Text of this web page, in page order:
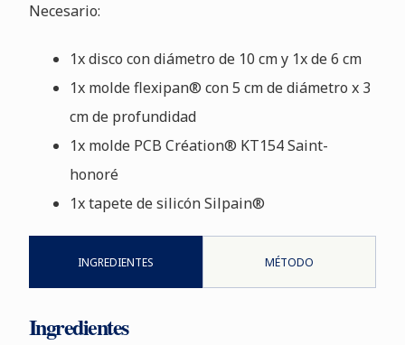
Necesario:
1x disco con diámetro de 10 cm y 1x de 6 cm
1x molde flexipan® con 5 cm de diámetro x 3
cm de profundidad
1x molde PCB Création® KT154 Saint-
honoré
1x tapete de silicón Silpain®
INGREDIENTES MÉTODO
Ingredientes